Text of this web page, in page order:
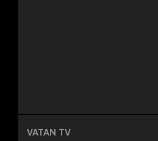
VATAN TV